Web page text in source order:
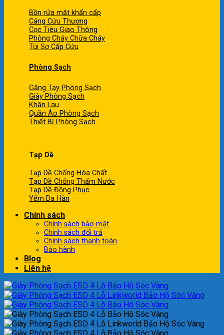
Bồn rửa mắt khẩn cấp
Cáng Cứu Thương
Cọc Tiêu Giao Thông
Phòng Cháy Chữa Cháy
Túi Sơ Cấp Cứu
Phòng Sạch
Găng Tay Phòng Sạch
Giày Phòng Sạch
Khăn Lau
Quần Áo Phòng Sạch
Thiết Bị Phòng Sạch
Tạp Dề
Tạp Dề Chống Hóa Chất
Tạp Dề Chống Thấm Nước
Tạp Dề Đồng Phục
Yếm Da Hàn
Chính sách
Chính sách bảo mật
Chính sách đổi trả
Chính sách thanh toán
Bảo hành
Blog
Liên hệ